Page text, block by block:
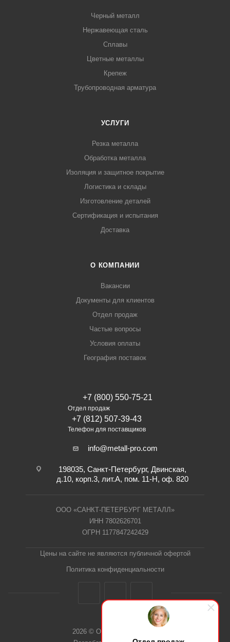
Черный металл
Нержавеющая сталь
Сплавы
Цветные металлы
Крепеж
Трубопроводная арматура
УСЛУГИ
Резка металла
Обработка металла
Изоляция и защитное покрытие
Логистика и склады
Изготовление деталей
Сертификация и испытания
Доставка
О КОМПАНИИ
Вакансии
Документы для клиентов
Отдел продаж
Частые вопросы
Условия оплаты
География поставок
+7 (800) 550-75-21
Отдел продаж
+7 (812) 507-39-43
Телефон для поставщиков
info@metall-pro.com
198035, Санкт-Петербург, Двинская,
д.10, корп.3, лит.А, пом. 11-Н, оф. 820
ООО «САНКТ-ПЕТЕРБУРГ МЕТАЛЛ»
ИНН 7802626701
ОГРН 1177847242429
Цены на сайте не являются публичной офертой
Политика конфиденциальности
2026 © ООО "СПб Металл"